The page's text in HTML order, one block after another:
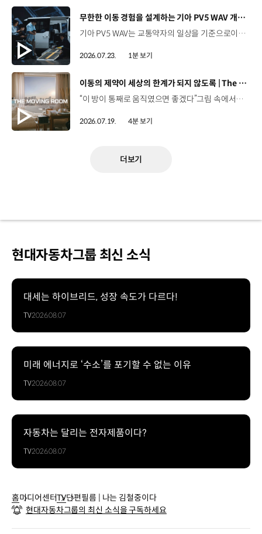
[동영상]
무한한 이동 경험을 설계하는 기아 PV5 WAV 개발 스토리 | The Moving Room
기아 PV5 WAV는 교통약자의 일상을 기준으로이동 과정을 다시 설계했습니다. 탑승자의 목적에 맞게 확장되는 모빌리티, PV5 WAV 개발 스토리를 영상으로 확인해 보세요. #현대자동차그룹 #TheMovingRoom #기아 #PV5 #PV5WAV #PBV #목적기반모빌리티
2026.07.23. 1분 보기
[동영상]
이동의 제약이 세상의 한계가 되지 않도록 | The Moving Room
“이 방이 통째로 움직였으면 좋겠다”그림 속에서만 그리던 여행이 현실이 되기까지 기아 PV5 WAV는 필요한 의료 장비를 싣고가족과 한 공간에서 함께 떠날 수 있도록이동의 경험을 다시 설계했습니다. 같은 풍경을 보고, 같은 순간을 나누는 일현대자동차그룹은 모두를 위한 이동을 만들어갑니다. #현대자동차그룹 #TheMovingRoom #PV5 #기아 #목적기반모빌리티 #PV5WAV #PBV
2026.07.19. 4분 보기
더보기
현대자동차그룹 최신 소식
대세는 하이브리드, 성장 속도가 다르다!
TV2026.08.07
미래 에너지로 ‘수소’를 포기할 수 없는 이유
TV2026.08.07
자동차는 달리는 전자제품이다?
TV2026.08.07
홈미디어센터TV
단편필름 | 나는 김철중이다
현대자동차그룹의 최신 소식을 구독하세요